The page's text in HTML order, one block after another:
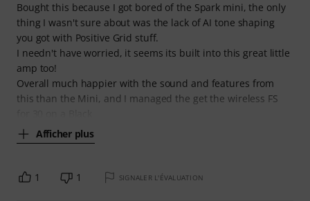
Bought this because I got bored of the Spark mini, the only
thing I wasn't sure about was the lack of AI tone shaping
you got with Positive Grid stuff.
I needn't have worried, it seems its built into this great little
amp too!
Overall much happier with the sound and features from
this than the Mini, and I managed the get the wireless FS
Afficher plus
1 1 SIGNALER L'ÉVALUATION